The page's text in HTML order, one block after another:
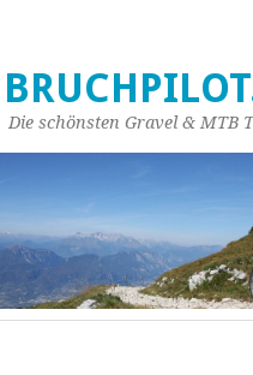
Die schönsten Gravel & MTB